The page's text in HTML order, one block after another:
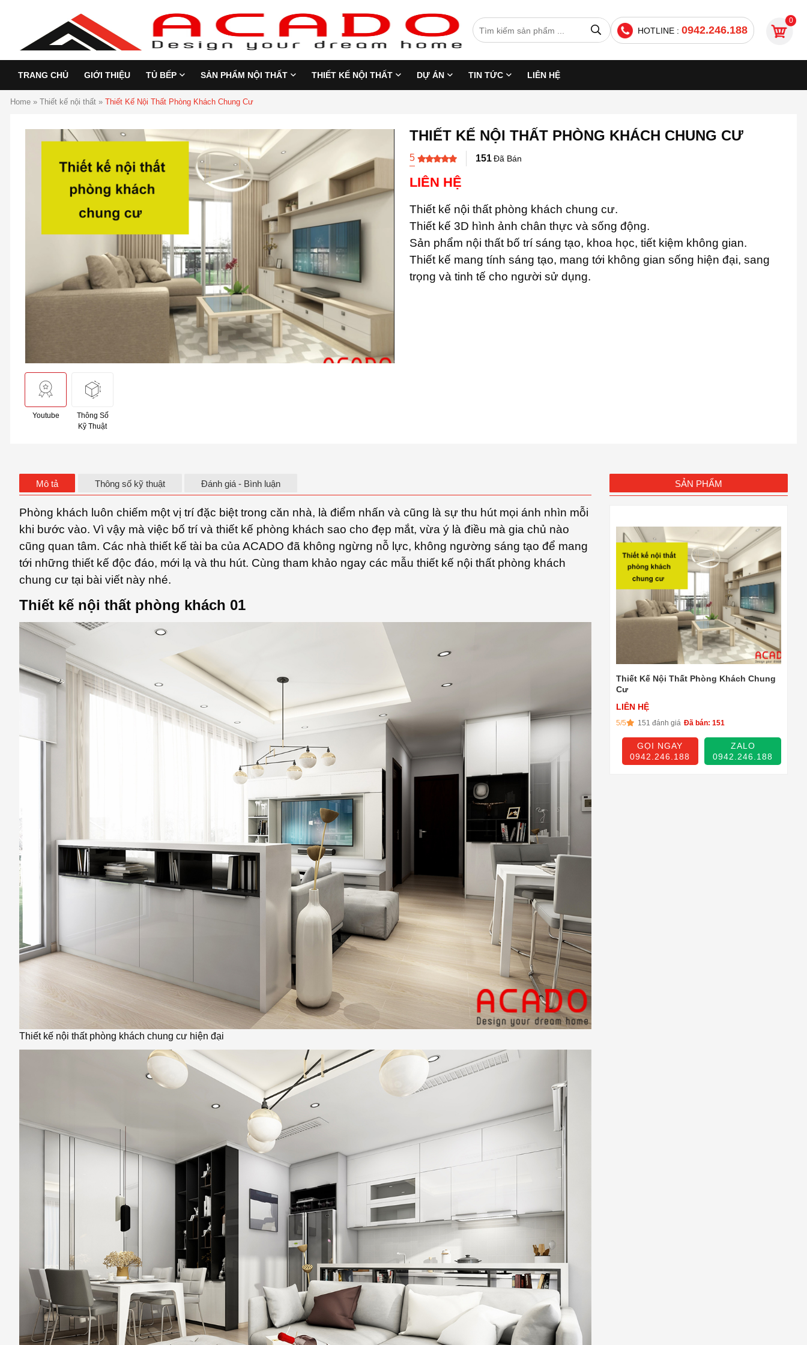
HOTLINE : 0942.246.188
0
TRANG CHỦ GIỚI THIỆU TỦ BẾP SẢN PHẨM NỘI THẤT THIẾT KẾ NỘI THẤT DỰ ÁN TIN TỨC LIÊN HỆ
Home » Thiết kế nội thất » Thiết Kế Nội Thất Phòng Khách Chung Cư
Youtube
Thông Số
Kỹ Thuật
THIẾT KẾ NỘI THẤT PHÒNG KHÁCH CHUNG CƯ
5 151Đã Bán
LIÊN HỆ
Thiết kế nội thất phòng khách chung cư.
Thiết kế 3D hình ảnh chân thực và sống động.
Sản phẩm nội thất bố trí sáng tạo, khoa học, tiết kiệm không gian.
Thiết kế mang tính sáng tạo, mang tới không gian sống hiện đại, sang
trọng và tinh tế cho người sử dụng.
Mô tả Thông số kỹ thuật Đánh giá - Bình luận
Phòng khách luôn chiếm một vị trí đặc biệt trong căn nhà, là điểm nhấn và cũng là sự thu hút mọi ánh nhìn mỗi
khi bước vào. Vì vậy mà việc bố trí và thiết kế phòng khách sao cho đẹp mắt, vừa ý là điều mà gia chủ nào
cũng quan tâm. Các nhà thiết kế tài ba của ACADO đã không ngừng nỗ lực, không ngường sáng tạo để mang
tới những thiết kế độc đáo, mới lạ và thu hút. Cùng tham khảo ngay các mẫu thiết kế nội thất phòng khách
chung cư tại bài viết này nhé.
Thiết kế nội thất phòng khách 01
Thiết kế nội thất phòng khách chung cư hiện đại
SẢN PHẨM
Thiết Kế Nội Thất Phòng Khách Chung
Cư
LIÊN HỆ
5/5 151 đánh giá Đã bán: 151
GỌI NGAY
0942.246.188
ZALO
0942.246.188